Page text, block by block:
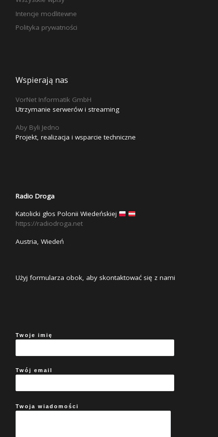
Intencje modlitewne
Polityka prywatności
Wspierają nas
VorNet Informatik GmbH
Utrzymanie serwerów i streaming
Aby Byli Jedno
Projekt, realizacja i wsparcie techniczne
Radio Droga
Katolicki głos Polonii Wiedeńskiej
https://radiodroga.net
Austria, Wiedeń
Użyj formularza obok, aby skontaktować się z nami
Twoje imię
Twój email
Twoja wiadomości